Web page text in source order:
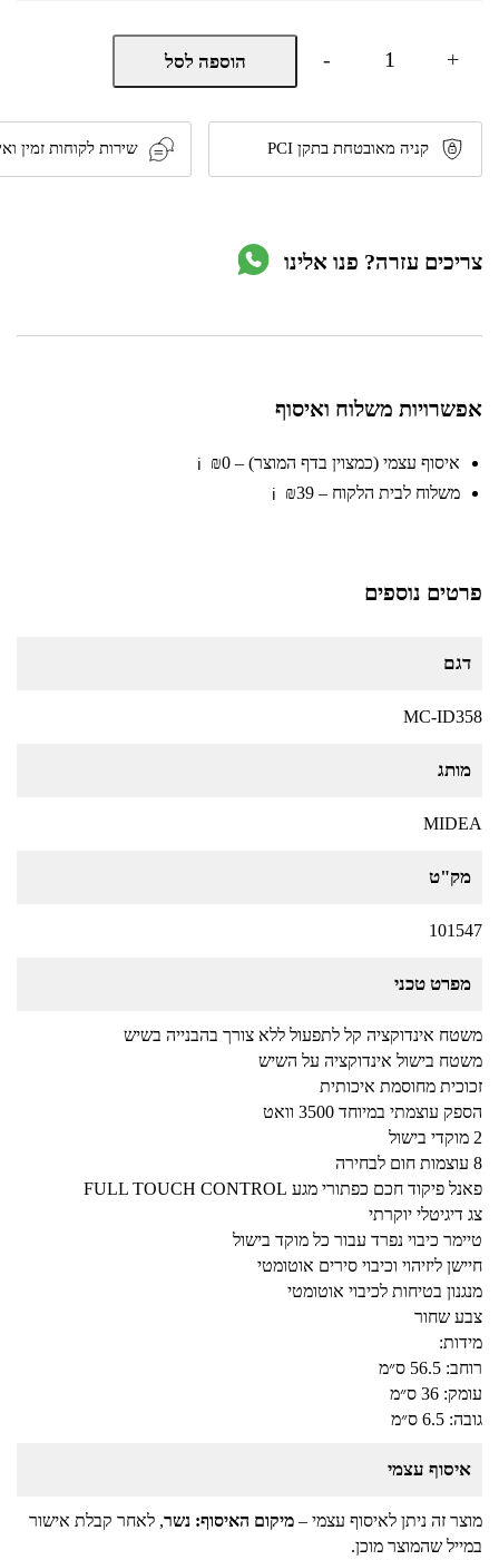
-
כמות
כיריים
60
ס"מ
2
מוקדי
ID358
+ הוספה לסל
קניה מאובטחת בתקן PCI שירות לקוחות זמין
צריכים עזרה? פנו אלינו
אפשרויות משלוח ואיסוף
איסוף עצמי (כמצוין בדף המוצר) – ₪0 ℹ️
משלוח לבית הלקוח – ₪39 ℹ️
פרטים נוספים
דגם
MC-ID358
מותג
MIDEA
מק"ט
101547
מפרט טכני
משטח אינדוקציה קל לתפעול ללא צורך בהבנייה בשיש
משטח בישול אינדוקציה על השיש
זכוכית מחוסמת איכותית
הספק עוצמתי במיוחד 3500 וואט
2 מוקדי בישול
8 עוצמות חום לבחירה
פאנל פיקוד חכם כפתורי מגע FULL TOUCH CONTROL
צג דיגיטלי יוקרתי
טיימר כיבוי נפרד עבור כל מוקד בישול
חיישן ליזיהוי וכיבוי סירים אוטומטי
מנגנון בטיחות לכיבוי אוטומטי
צבע שחור
מידות:
רוחב: 56.5 ס״מ
עומק: 36 ס״מ
גובה: 6.5 ס״מ
איסוף עצמי
מוצר זה ניתן לאיסוף עצמי – מיקום האיסוף: נשר, לאחר קבלת אישור
במייל שהמוצר מוכן.